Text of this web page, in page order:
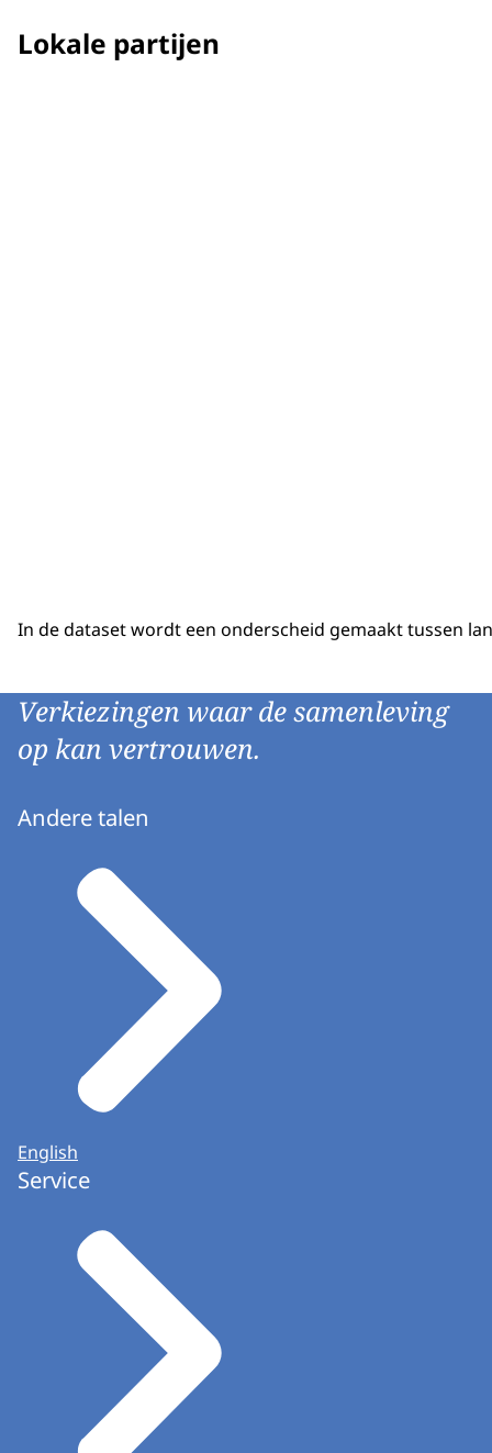
Lokale partijen
In de dataset wordt een onderscheid gemaakt tussen
Verkiezingen waar de samenleving
op kan vertrouwen.
Andere talen
English
Service